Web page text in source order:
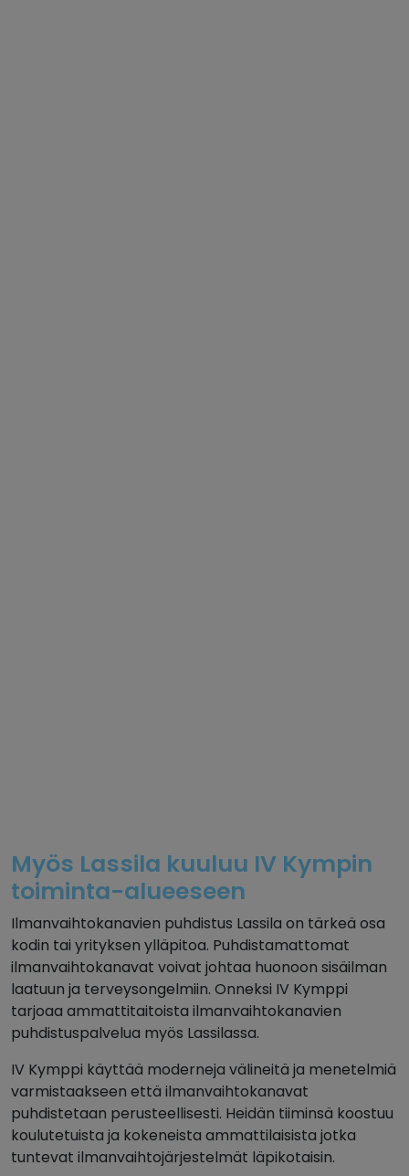
Myös Lassila kuuluu IV Kympin
toiminta-alueeseen
Ilmanvaihtokanavien puhdistus Lassila on tärkeä osa
kodin tai yrityksen ylläpitoa. Puhdistamattomat
ilmanvaihtokanavat voivat johtaa huonoon sisäilman
laatuun ja terveysongelmiin. Onneksi IV Kymppi
tarjoaa ammattitaitoista ilmanvaihtokanavien
puhdistuspalvelua myös Lassilassa.
IV Kymppi käyttää moderneja välineitä ja menetelmiä
varmistaakseen että ilmanvaihtokanavat
puhdistetaan perusteellisesti. Heidän tiiminsä koostuu
koulutetuista ja kokeneista ammattilaisista jotka
tuntevat ilmanvaihtojärjestelmät läpikotaisin.